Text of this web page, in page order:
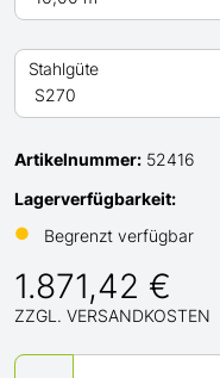
Stahlgüte
Artikelnummer: 52416
Lagerverfügbarkeit:
●
Begrenzt verfügbar
1.871,42 €
ZZGL. VERSANDKOSTEN
Menge